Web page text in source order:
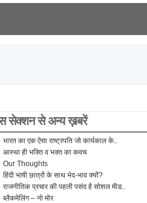
सेक्‍शन से अन्‍य ख़बरें
भारत का एक ऐसा राष्ट्रपति जो कार्यकाल के..
आस्था ही भक्ति व भक्त का कवच
Our Thoughts
हिंदी भाषी छात्रों के साथ भेद-भाव क्यों?
राजनीतिक प्रचार की पहली पसंद है सोशल मीड..
ब्लैकमेलिंग – नो मोर